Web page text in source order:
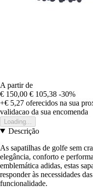
A partir de
€ 150,00 € 105,38 -30%
+€ 5,27 oferecidos na sua
validacao da sua encomenda
Loading...
Descrição
As sapatilhas de golfe sem
elegância, conforto e
emblemática adidas, estas
responder às necessidades
funcionalidade.